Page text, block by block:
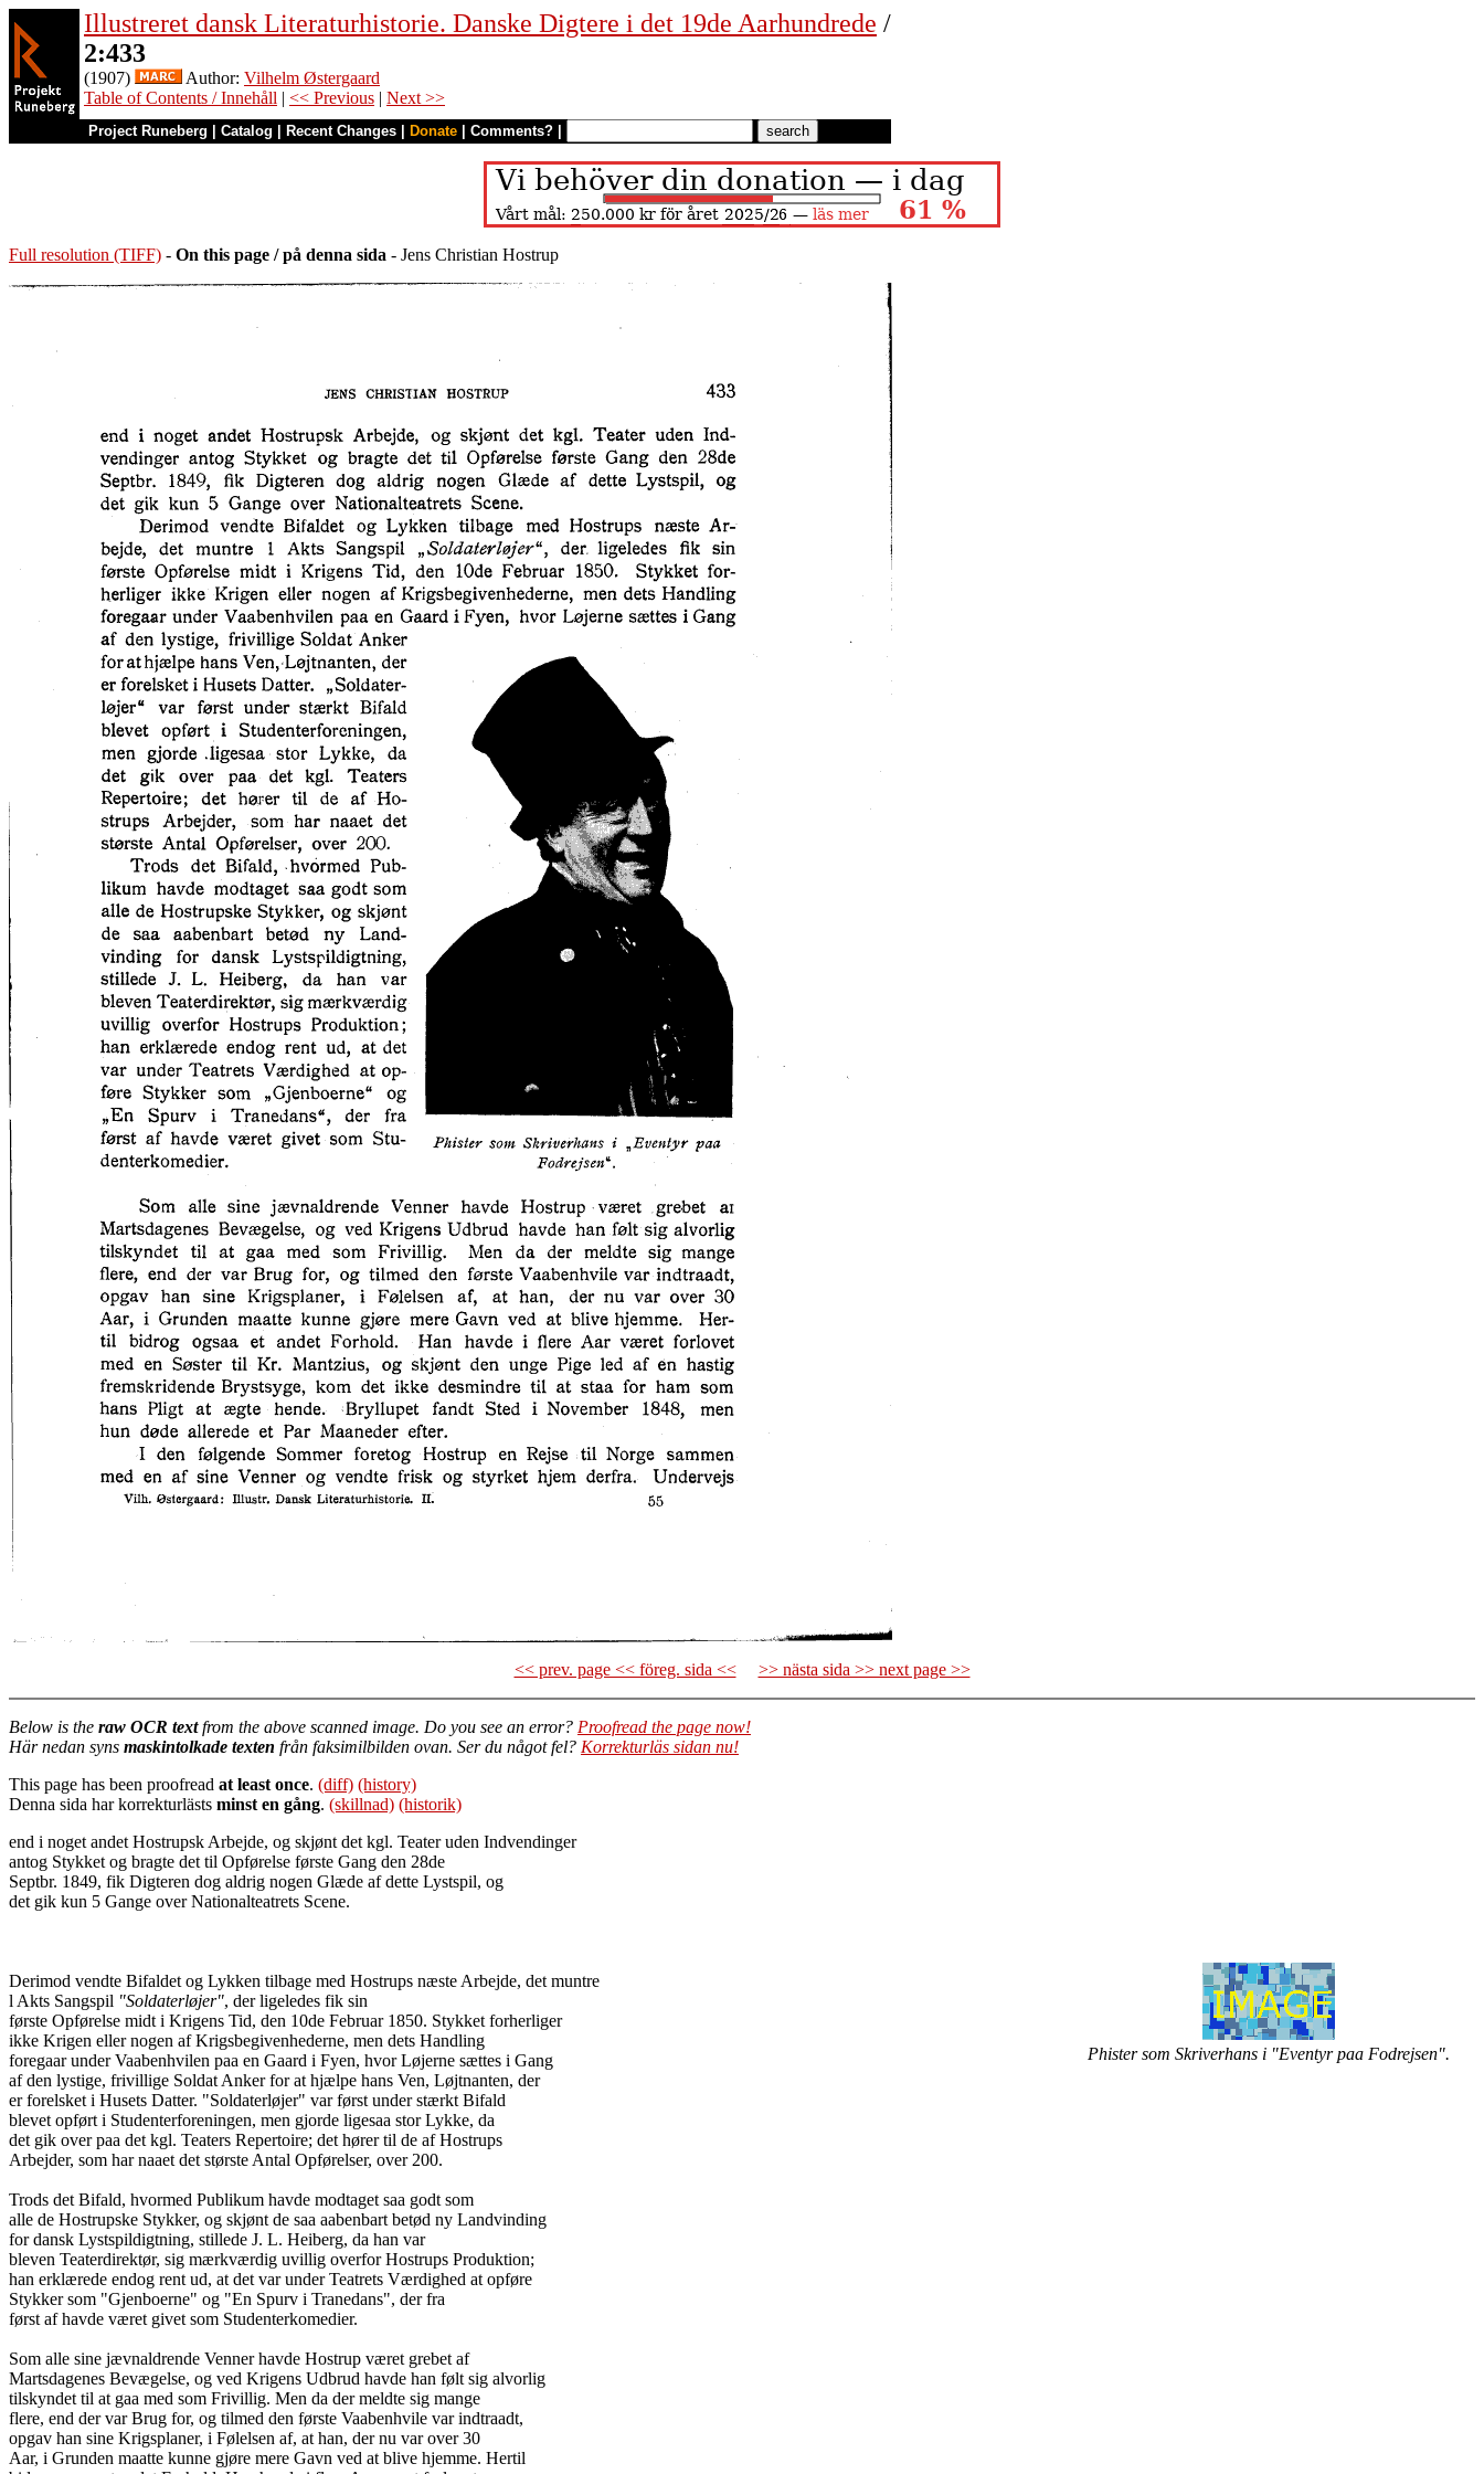
Illustreret dansk Literaturhistorie. Danske Digtere i det 19de Aarhundrede /
2:433
(1907) Author: Vilhelm Østergaard
Table of Contents / Innehåll | << Previous | Next >>
Project Runeberg Catalog Recent Changes Donate Comments?
Full resolution (TIFF) - On this page / på denna sida - Jens Christian Hostrup
<< prev. page << föreg. sida << >> nästa sida >> next page >>
Below is the raw OCR textfrom the above scanned image. Do you see an error? Proofread the page now!
Här nedan syns maskintolkade texten från faksimilbilden ovan. Ser du något fel? Korrekturläs sidan nu!
This page has been proofread at least once. (diff) (history)
Denna sida har korrekturlästs minst en gång. (skillnad) (historik)
end i noget andet Hostrupsk Arbejde, og skjønt det kgl. Teater uden Indvendinger
antog Stykket og bragte det til Opførelse første Gang den 28de
Septbr. 1849, fik Digteren dog aldrig nogen Glæde af dette Lystspil, og
det gik kun 5 Gange over Nationalteatrets Scene.
Phister som Skriverhans i "Eventyr paa Fodrejsen".
Derimod vendte Bifaldet og Lykken tilbage med Hostrups næste Arbejde, det muntre
l Akts Sangspil "Soldaterløjer", der ligeledes fik sin
første Opførelse midt i Krigens Tid, den 10de Februar 1850. Stykket forherliger
ikke Krigen eller nogen af Krigsbegivenhederne, men dets Handling
foregaar under Vaabenhvilen paa en Gaard i Fyen, hvor Løjerne sættes i Gang
af den lystige, frivillige Soldat Anker for at hjælpe hans Ven, Løjtnanten, der
er forelsket i Husets Datter. "Soldaterløjer" var først under stærkt Bifald
blevet opført i Studenterforeningen, men gjorde ligesaa stor Lykke, da
det gik over paa det kgl. Teaters Repertoire; det hører til de af Hostrups
Arbejder, som har naaet det største Antal Opførelser, over 200.
Trods det Bifald, hvormed Publikum havde modtaget saa godt som
alle de Hostrupske Stykker, og skjønt de saa aabenbart betød ny Landvinding
for dansk Lystspildigtning, stillede J. L. Heiberg, da han var
bleven Teaterdirektør, sig mærkværdig uvillig overfor Hostrups Produktion;
han erklærede endog rent ud, at det var under Teatrets Værdighed at opføre
Stykker som "Gjenboerne" og "En Spurv i Tranedans", der fra
først af havde været givet som Studenterkomedier.
Som alle sine jævnaldrende Venner havde Hostrup været grebet af
Martsdagenes Bevægelse, og ved Krigens Udbrud havde han følt sig alvorlig
tilskyndet til at gaa med som Frivillig. Men da der meldte sig mange
flere, end der var Brug for, og tilmed den første Vaabenhvile var indtraadt,
opgav han sine Krigsplaner, i Følelsen af, at han, der nu var over 30
Aar, i Grunden maatte kunne gjøre mere Gavn ved at blive hjemme. Hertil